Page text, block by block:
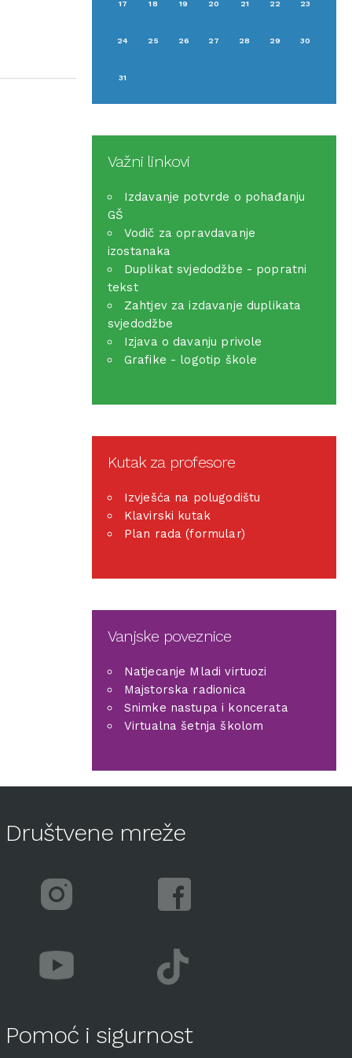
17 18 19 20 21 22 23
24 25 26 27 28 29 30
31
Važni linkovi
Izdavanje potvrde o pohađanju
GŠ
Vodič za opravdavanje
izostanaka
Duplikat svjedodžbe - popratni
tekst
Zahtjev za izdavanje duplikata
svjedodžbe
Izjava o davanju privole
Grafike - logotip škole
Kutak za profesore
Izvješća na polugodištu
Klavirski kutak
Plan rada (formular)
Vanjske poveznice
Natjecanje Mladi virtuozi
Majstorska radionica
Snimke nastupa i koncerata
Virtualna šetnja školom
Društvene mreže
Pomoć i sigurnost